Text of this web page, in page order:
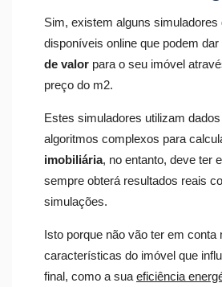
Sim, existem alguns simuladores
disponíveis online que podem dar
de valor para o seu imóvel
preço do m2.
Estes simuladores utilizam
algoritmos complexos para
imobiliária, no entanto, deve ter
sempre obterá resultados reais
simulações.
Isto porque não vão ter em conta
características do imóvel que
final, como a sua eficiência